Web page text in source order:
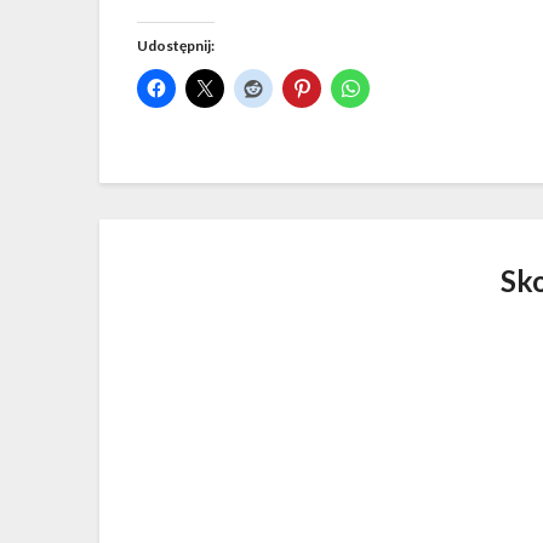
Udostępnij: